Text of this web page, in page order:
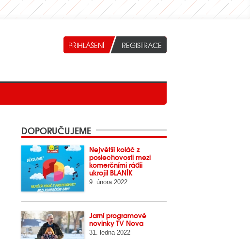
DOPORUČUJEME
Největší koláč z
poslechovosti mezi
komerčními rádii
ukrojil BLANÍK
9. února 2022
Jarní programové
novinky TV Nova
31. ledna 2022